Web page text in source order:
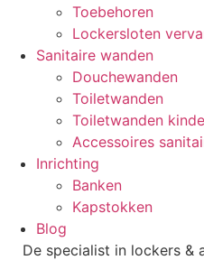
Toebehoren
Lockersloten
Sanitaire wanden
Douchewanden
Toiletwanden
Toiletwanden
Accessoires
Inrichting
Banken
Kapstokken
Blog
De specialist in lockers &